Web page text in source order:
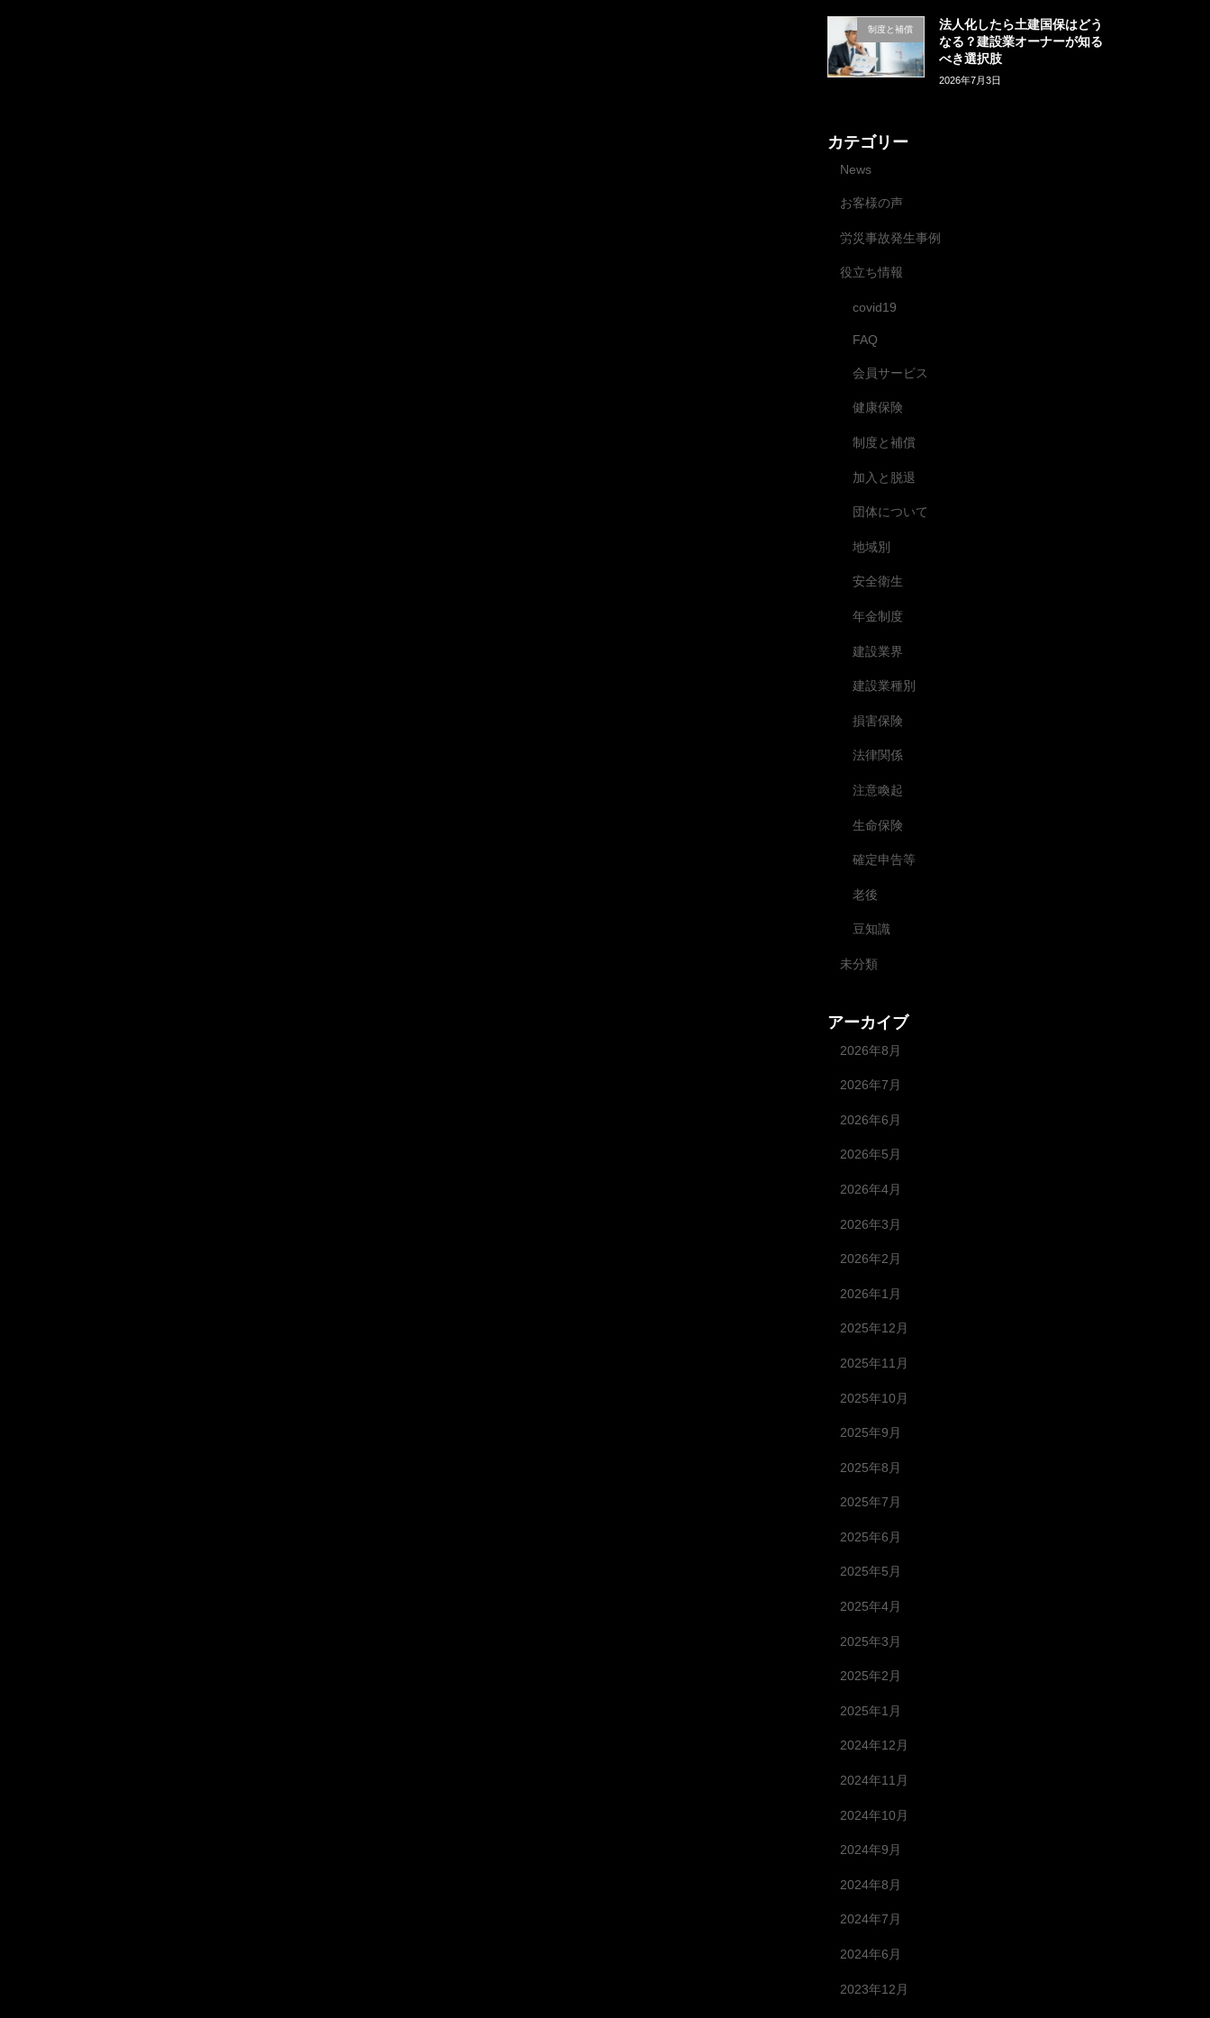
制度と補償
法人化したら土建国保はどう
なる？建設業オーナーが知る
べき選択肢
2026年7月3日
カテゴリー
News
お客様の声
労災事故発生事例
役立ち情報
covid19
FAQ
会員サービス
健康保険
制度と補償
加入と脱退
団体について
地域別
安全衛生
年金制度
建設業界
建設業種別
損害保険
法律関係
注意喚起
生命保険
確定申告等
老後
豆知識
未分類
アーカイブ
2026年8月
2026年7月
2026年6月
2026年5月
2026年4月
2026年3月
2026年2月
2026年1月
2025年12月
2025年11月
2025年10月
2025年9月
2025年8月
2025年7月
2025年6月
2025年5月
2025年4月
2025年3月
2025年2月
2025年1月
2024年12月
2024年11月
2024年10月
2024年9月
2024年8月
2024年7月
2024年6月
2023年12月